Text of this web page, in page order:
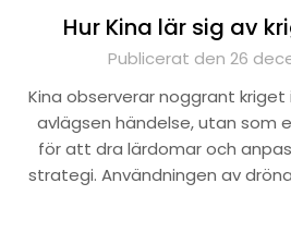
Hur Kina lär sig av
Publicerat den 26
Kina observerar noggrant kriget
avlägsen händelse, utan som
för att dra lärdomar och
strategi. Användningen av